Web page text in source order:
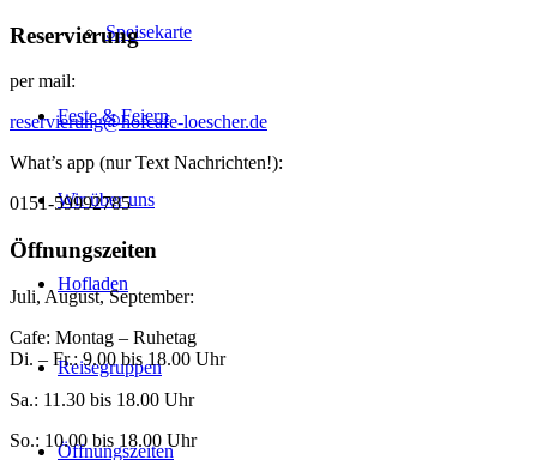
Speisekarte
Feste & Feiern
Wir über uns
Hofladen
Reisegruppen
Öffnungszeiten
Reservierung
per mail:
reservierung@hofcafe-loescher.de
What’s app (nur Text Nachrichten!):
0151-59992785
Öffnungszeiten
Juli, August, September:
Cafe: Montag – Ruhetag
Di. – Fr.: 9.00 bis 18.00 Uhr
Sa.: 11.30 bis 18.00 Uhr
So.: 10.00 bis 18.00 Uhr